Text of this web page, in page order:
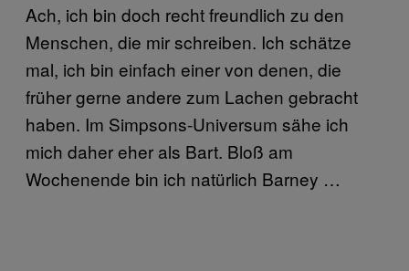
Ach, ich bin doch recht freundlich zu den
Menschen, die mir schreiben. Ich schätze
mal, ich bin einfach einer von denen, die
früher gerne andere zum Lachen gebracht
haben. Im Simpsons-Universum sähe ich
mich daher eher als Bart. Bloß am
Wochenende bin ich natürlich Barney …